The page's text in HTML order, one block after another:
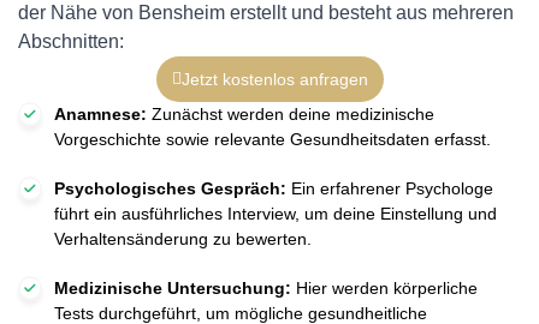
der Nähe von Bensheim erstellt und besteht aus mehreren
Abschnitten:
Jetzt kostenlos anfragen
Anamnese: Zunächst werden deine medizinische
Vorgeschichte sowie relevante Gesundheitsdaten erfasst.
Psychologisches Gespräch: Ein erfahrener Psychologe
führt ein ausführliches Interview, um deine Einstellung und
Verhaltensänderung zu bewerten.
Medizinische Untersuchung: Hier werden körperliche
Tests durchgeführt, um mögliche gesundheitliche